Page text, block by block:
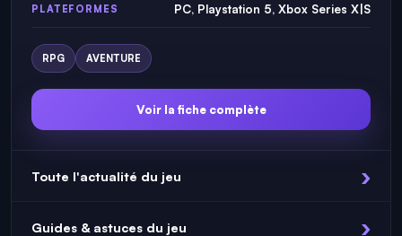
PLATEFORMES PC, Playstation 5, Xbox Series X|S
RPG AVENTURE
Voir la fiche complète
Toute l'actualité du jeu
Guides & astuces du jeu